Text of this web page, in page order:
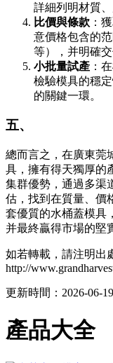
詳細列明材質
比價與條款 ：
意價格包含的
等），并明確
小批量試產 ：
檢驗模具的穩
的關鍵一環。
五、
總而言之，在廣東莞
具，擁有得天獨厚的
集群優勢，通過多渠
估，找到在質量、價
套優質的水桶蓋模具
并最終贏得市場的堅
如若轉載，請注明出
http://
更新時間：2026-06-
產品大全